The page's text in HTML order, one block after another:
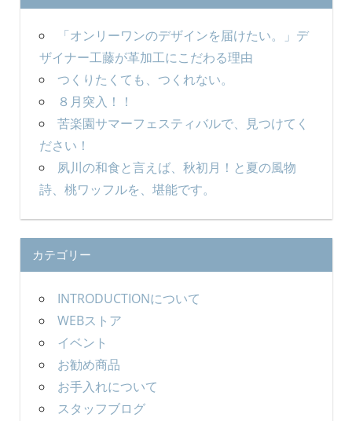
「オンリーワンのデザインを届けたい。」デ
ザイナー工藤が革加工にこだわる理由
つくりたくても、つくれない。
８月突入！！
苦楽園サマーフェスティバルで、見つけてく
ださい！
夙川の和食と言えば、秋初月！と夏の風物
詩、桃ワッフルを、堪能です。
カテゴリー
INTRODUCTIONについて
WEBストア
イベント
お勧め商品
お手入れについて
スタッフブログ